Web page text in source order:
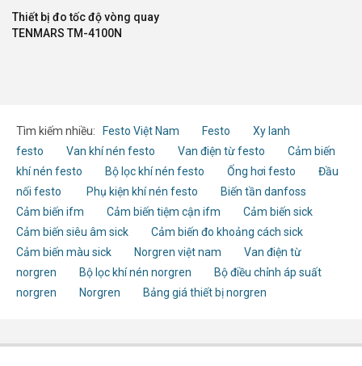
Thiết bị đo tốc độ vòng quay
TENMARS TM-4100N
Tìm kiếm nhiều: Festo Việt Nam Festo
Xy lanh
festo
Van khí nén festo Van điện từ festo
Cảm biến
khí nén festo
Bộ lọc khí nén festo Ống hơi festo
Đầu
nối festo
Phụ kiện khí nén festo
Biến tần danfoss
Cảm biến ifm
Cảm biến tiệm cận ifm
Cảm biến sick
Cảm biến siêu âm sick
Cảm biến đo khoảng cách sick
Cảm biến màu sick
Norgren việt nam
Van điện từ
norgren
Bộ lọc khí nén norgren
Bộ điều chỉnh áp suất
norgren
Norgren Bảng giá thiết bị norgren